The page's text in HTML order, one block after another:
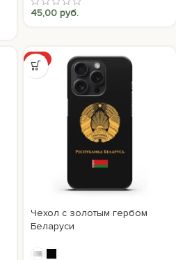
45,00 руб.
ХИТ
Чехол с золотым гербом
Беларуси